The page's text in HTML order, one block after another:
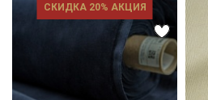
СКИДКА 20% АКЦИЯ